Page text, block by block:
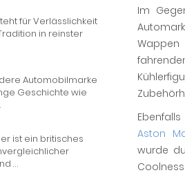
für Verlässlichkeit
in reinster
Automobilmarke
Geschichte wie
ist ein britisches
...
Im
Aston
wurde